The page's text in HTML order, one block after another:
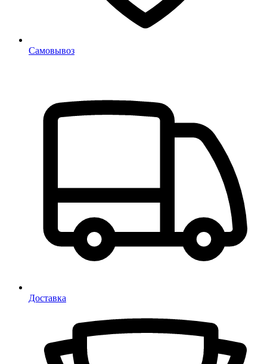
Самовывоз
Доставка